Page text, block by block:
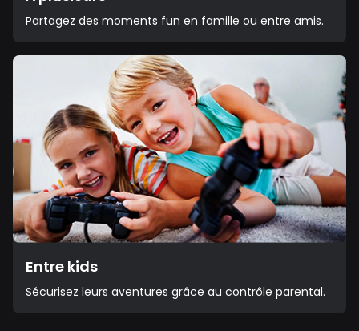
Partagez des moments fun en famille ou entre amis.
Entre kids
Sécurisez leurs aventures grâce au contrôle parental.